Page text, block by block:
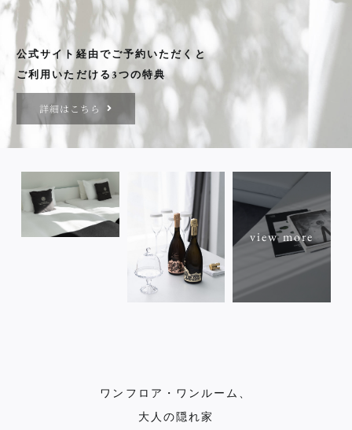
公式サイト経由でご予約いただくと
ご利用いただける3つの特典
詳細はこちら
view more
ワンフロア・ワンルーム、
大人の隠れ家